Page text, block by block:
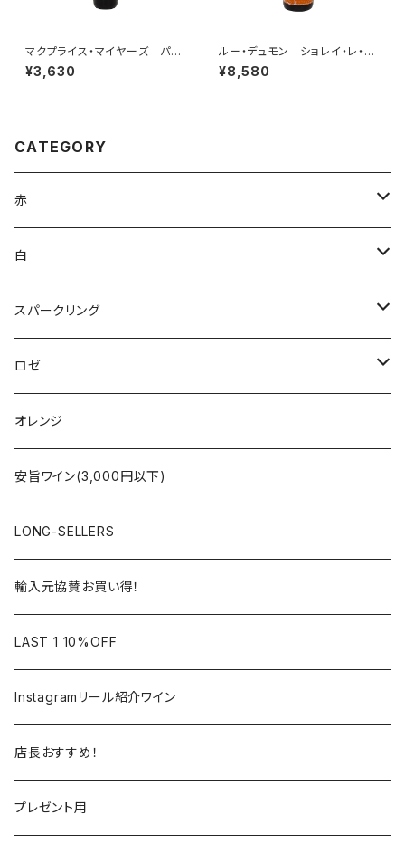
マクプライス・マイヤーズ パウ
ンド・フォー・パウンド ジンファ
ンデル 2023
¥3,630
ルー・デュモン ショレイ・レ・ボ
ーヌ ルージュ 2022
¥8,580
CATEGORY
赤
ブルゴーニュ
ボルドー
シャンパーニュ
コート・デュ・ローヌ
ラングドック・ルーション
アルザス
ロワール
フランス
ラングドック
イタリア
トスカーナ
ヴェネト
スペイン
リオハ
アメリカ
白
アルザス
ブルゴーニュ
ボルドー
ロワール
ローヌ
ラングドック
フランス
イタリア
トスカーナ
ピエモンテ
スペイン
カリニェナ
ドイツ
スパークリング
シャンパーニュ
アルザス
フランス
日本
イタリア
南アフリカ
ニュージーランド
イギリス
ドイツ
ロゼ
シャンパーニュ
アルザス
ドイツ
オーストラリア
カリフォルニア
日本
オレンジ
安旨ワイン(3,000円以下)
LONG-SELLERS
輸入元協賛お買い得！
LAST 1 10%OFF
Instagramリール紹介ワイン
店長おすすめ！
プレゼント用